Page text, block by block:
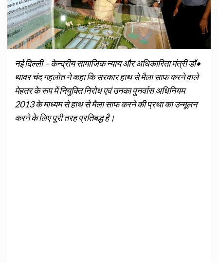
नई दिल्ली – केन्‍द्रीय सामाजिक न्‍याय और अधिकारिता मंत्री डॉ•
थावर चंद गहलोत ने कहा कि सरकार हाथ से मैला साफ करने वाले
मेहतर के रूप में नियुक्ति निरोधएवं उनका पुनर्वास अधिनियम
2013 के माध्‍यम से हाथ से मैला साफ करने की प्रथा का उन्‍मूलन
करने के लिए पूरी तरह प्रतिबद्ध है।